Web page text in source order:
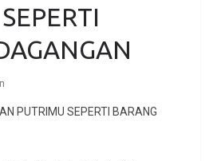
PUTRIMU SEPERTI BARANG